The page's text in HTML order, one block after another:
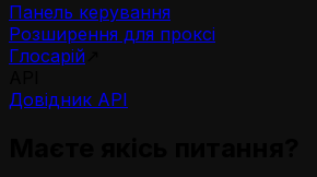
Панель керування
Розширення для проксі
Глосарій
Довідник API